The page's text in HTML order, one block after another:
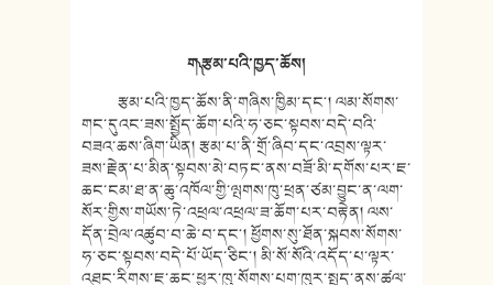
ག༽ རྩམ་པའི་ཁྱད་ཆོས།
རྩམ་པའི་ཁྱད་ཆོས་ནི་གཞིས་ཁྱིམ་དང༌། ལམ་སོགས་
གང་དུའང་ཟས་སྤྱོད་ཆོག་པའི་ཧ་ཅང་སྟབས་བདེ་བའི་
བཟའ་ཆས་ཞིག་ཡིན། རྩམ་པ་ནི་གྲོ་ཞིབ་དང་འབྲས་ལྟར་
ཟས་རྗེན་པ་མིན་སྟབས་མེ་བཏང་ནས་བཟོ་མི་དགོས་པར་ཇ་
ཆང་ངམ་ཐ་ན་ཆུ་འཁོལ་གྱི་ལྤགས་ཁུ་ཕྲན་ཙམ་བྱུང་ན་ལག་
སོར་གྱིས་གཡོས་ཏེ་འཕྲལ་འཕྲལ་ཟ་ཆོག་པར་བརྟེན། ལས་
དོན་བྲེལ་འཚུབ་བ་ཆེ་བ་དང༌། ཕྱོགས་སུ་ཐོན་སྐབས་སོགས་
ཧ་ཅང་སྟབས་བདེ་པོ་ཡོད་ཅིང༌། མི་སོ་སོའི་འདོད་པ་ལྟར་
འཐུང་རིགས་ཇ་ཆང་ཕྱུར་ཁུ་སོགས་པག་ཁུར་སྤྱད་ནས་ཚལ་